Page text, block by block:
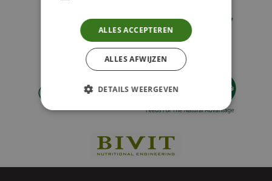
ALLES ACCEPTEREN
ALLES AFWIJZEN
DETAILS WEERGEVEN